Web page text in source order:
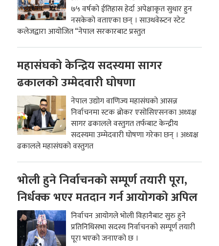
७५ वर्षको ईतिहास हेर्दा अपेक्षाकृत सुधार हुन
नसकेको वताएका छन् । साउथवेस्र्टन स्टेट
कलेजद्वारा आयोजित “नेपाल सरकारबाट प्रस्तुत
महासंघको केन्द्रिय सदस्यमा सागर
ढकालको उम्मेदवारी घोषणा
नेपाल उद्योग वाणिज्य महासंघको आसन्न
निर्वाचनमा स्टक ब्रोकर एसोसिएसनका अध्यक्ष
सागर ढकालले वस्तुगत तर्फबाट केन्द्रीय
सदस्यमा उम्मेदवारी घोषणा गरेका छन् । अध्यक्ष
ढकालले महासंघको वस्तुगत
भोली हुने निर्वाचनको सम्पूर्ण तयारी पूरा,
निर्धक्क भएर मतदान गर्न आयोगको अपिल
निर्वाचन आयोगले भोली विहानैबाट सुरु हुने
प्रतिनिधिसभा सदस्य निर्वाचनको सम्पूर्ण तयारी
पूरा भएको जनाएको छ ।